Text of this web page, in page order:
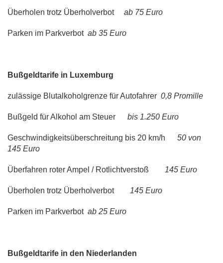
Überholen trotz Überholverbot ab 75 Euro
Parken im Parkverbot ab 35 Euro
Bußgeldtarife in Luxemburg
zulässige Blutalkoholgrenze für Autofahrer 0,8 Promille
Bußgeld für Alkohol am Steuer bis 1.250 Euro
Geschwindigkeitsüberschreitung bis 20 km/h 50 von
145 Euro
Überfahren roter Ampel / Rotlichtverstoß 145 Euro
Überholen trotz Überholverbot 145 Euro
Parken im Parkverbot ab 25 Euro
Bußgeldtarife in den Niederlanden